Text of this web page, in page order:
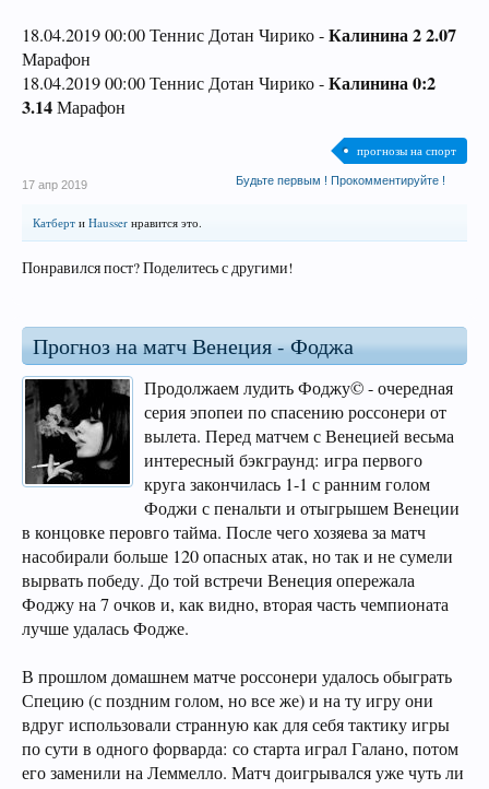
18.04.2019 00:00 Теннис Дотан Чирико -Калинина 2 2.07
Марафон
18.04.2019 00:00 Теннис Дотан Чирико -Калинина 0:2
3.14Марафон
прогнозы на спорт
Будьте первым ! Прокомментируйте !
17 апр 2019
Катберт и Hausser нравится это.
Понравился пост? Поделитесь с другими!
Прогноз на матч Венеция - Фоджа
Продолжаем лудить Фоджу© - очередная
серия эпопеи по спасению россонери от
вылета. Перед матчем с Венецией весьма
интересный бэкграунд: игра первого
круга закончилась 1-1 с ранним голом
Фоджи с пенальти и отыгрышем Венеции
в концовке перовго тайма. После чего хозяева за матч
насобирали больше 120 опасных атак, но так и не сумели
вырвать победу. До той встречи Венеция опережала
Фоджу на 7 очков и, как видно, вторая часть чемпионата
лучше удалась Фодже.
В прошлом домашнем матче россонери удалось обыграть
Специю (с поздним голом, но все же) и на ту игру они
вдруг использовали странную как для себя тактику игры
по сути в одного форварда: со старта играл Галано, потом
его заменили на Леммелло. Матч доигрывался уже чуть ли